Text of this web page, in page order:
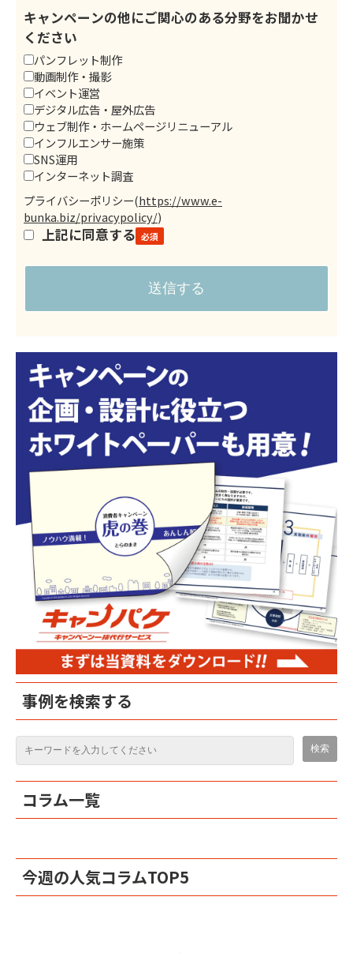
キャンペーンの他にご関心のある分野をお聞かせ
ください
パンフレット制作
動画制作・撮影
イベント運営
デジタル広告・屋外広告
ウェブ制作・ホームページリニューアル
インフルエンサー施策
SNS運用
インターネット調査
プライバシーポリシー(https://www.e-
bunka.biz/privacypolicy/)
上記に同意する
事例を検索する
コラム一覧
今週の人気コラムTOP5